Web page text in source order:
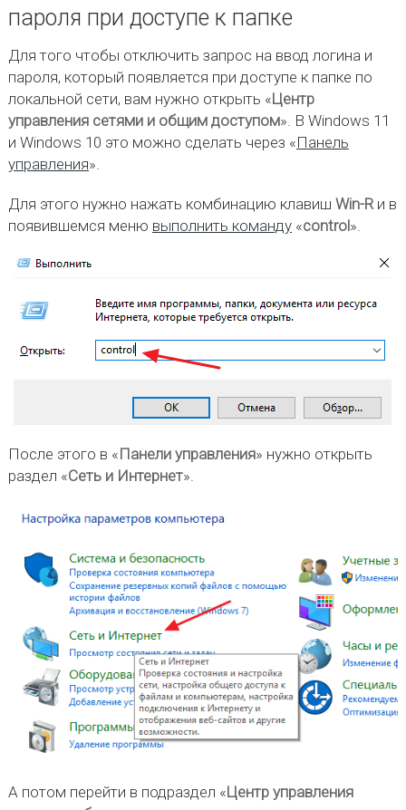
пароля при доступе к папке
Для того чтобы отключить запрос на ввод логина и
пароля, который появляется при доступе к папке по
локальной сети, вам нужно открыть «Центр
управления сетями и общим доступом». В Windows 11
и Windows 10 это можно сделать через «Панель
управления».
Для этого нужно нажать комбинацию клавиш Win-Rи в
появившемся меню выполнить команду«control».
После этого в «Панели управления» нужно открыть
раздел «Сеть и Интернет».
А потом перейти в подраздел «Центр управления